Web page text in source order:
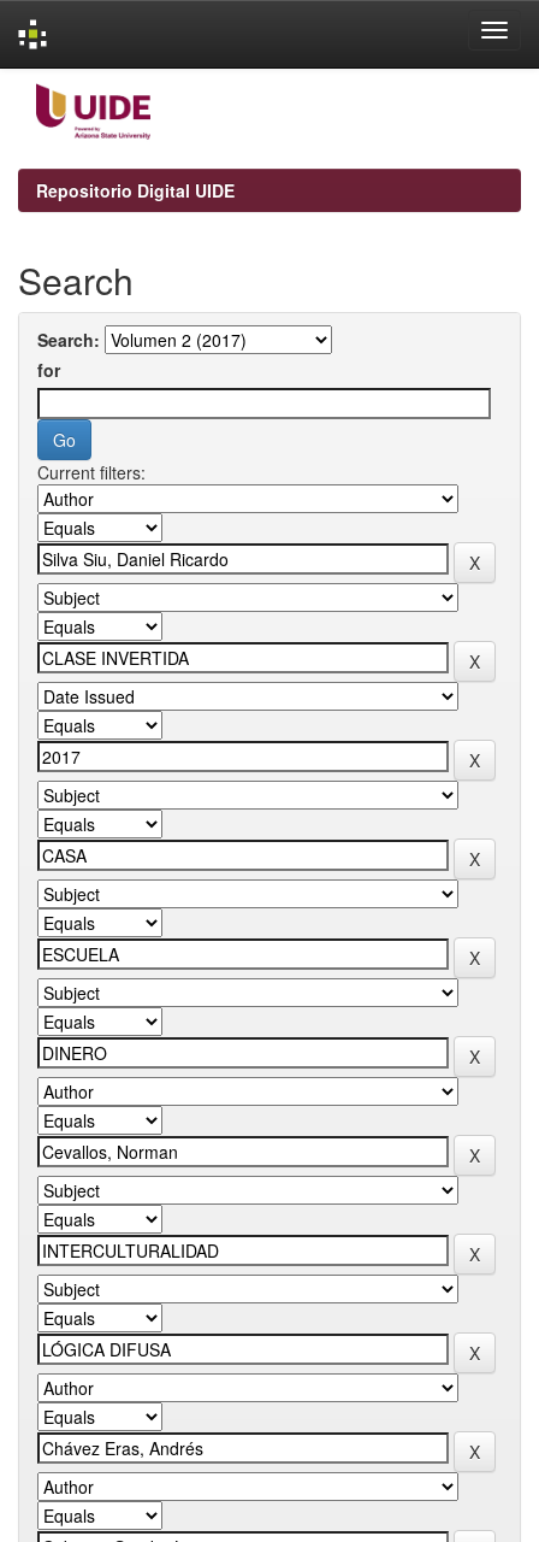
navigation
Repositorio Digital UIDE
Search
Search:
for
Current filters: